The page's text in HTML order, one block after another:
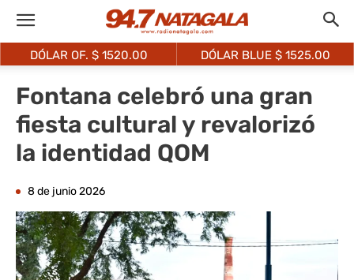
DÓLAR OF. $ 1520.00 DÓLAR BLUE $ 1525.00
Fontana celebró una gran
fiesta cultural y revalorizó
la identidad QOM
8 de junio 2026